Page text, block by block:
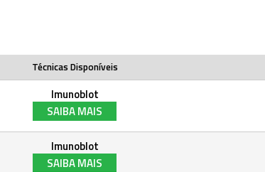
Técnicas Disponíveis
Imunoblot
SAIBA MAIS
Imunoblot
SAIBA MAIS